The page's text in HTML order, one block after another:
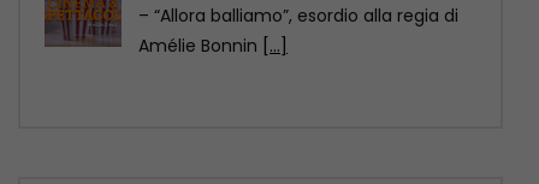
costumi dell’etnia Yi, questi bambini di
Liangshan, nel sud-ovest